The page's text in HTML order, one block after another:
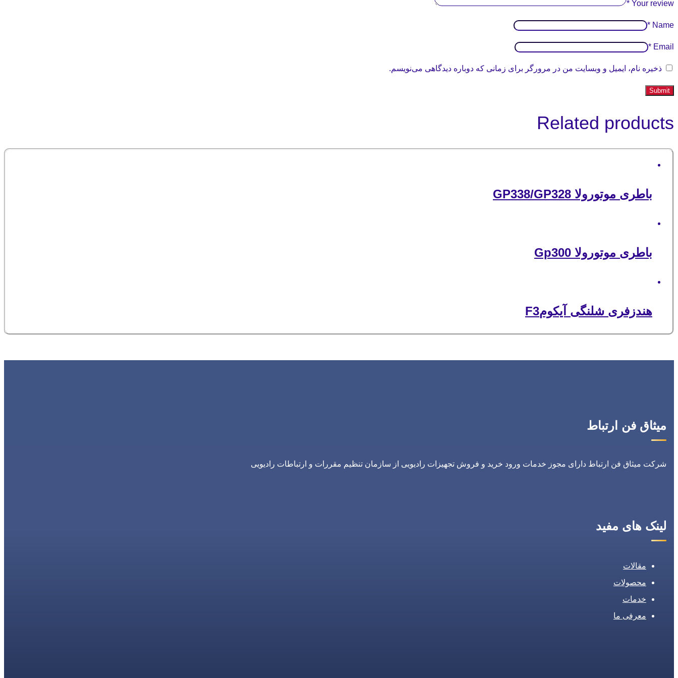
Your review
*
Name
*
Email
*
ذخیره نام، ایمیل و وبسایت من در مرورگر برای زمانی که دوباره دیدگاهی می‌نویسم.
Related products
باطری موتورولا GP338/GP328
باطری موتورولا Gp300
هندزفری شلنگی آیکومF3
میثاق فن ارتباط
شرکت میثاق فن ارتباط دارای مجوز خدمات ورود خرید و فروش تجهیزات رادیویی از سازمان تنظیم مقررات و ارتباطات رادیویی
لینک های مفید
مقالات
محصولات
خدمات
معرفی ما